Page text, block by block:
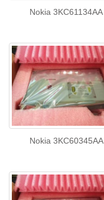
Nokia 3KC61134AA
Nokia 3KC60345AA